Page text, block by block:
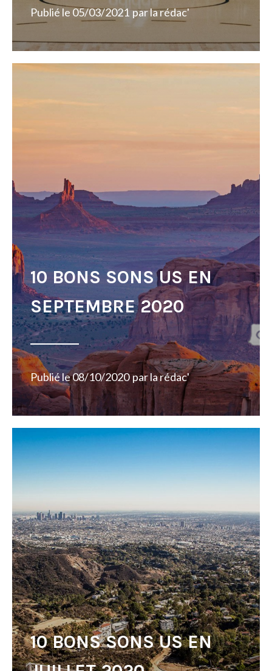
Publié le 05/03/2021 parla rédac'
10 BONS SONS US EN
SEPTEMBRE 2020
Publié le08/10/2020 parla rédac'
10 BONS SONS US EN